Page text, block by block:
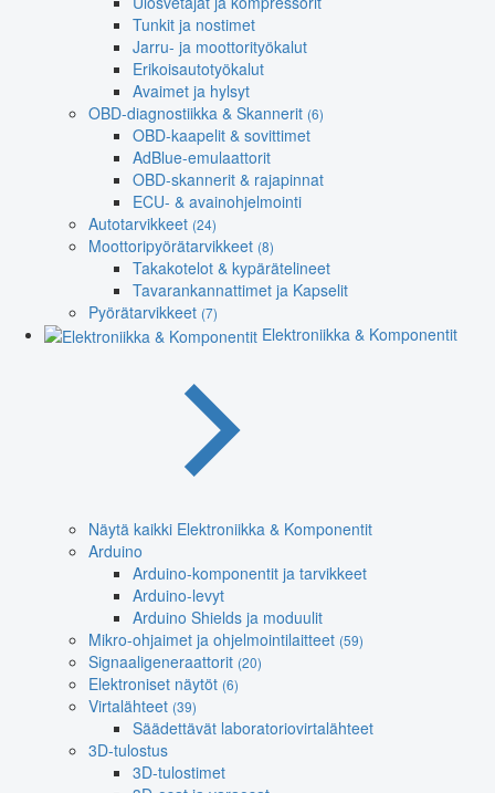
Tunkit ja nostimet
Jarru- ja moottorityökalut
Erikoisautotyökalut
Avaimet ja hylsyt
OBD-diagnostiikka & Skannerit (6)
OBD-kaapelit & sovittimet
AdBlue-emulaattorit
OBD-skannerit & rajapinnat
ECU- & avainohjelmointi
Autotarvikkeet (24)
Moottoripyörätarvikkeet (8)
Takakotelot & kypärätelineet
Tavarankannattimet ja Kapselit
Pyörätarvikkeet (7)
Elektroniikka & Komponentit
Näytä kaikki Elektroniikka & Komponentit
Arduino
Arduino-komponentit ja tarvikkeet
Arduino-levyt
Arduino Shields ja moduulit
Mikro-ohjaimet ja ohjelmointilaitteet (59)
Signaaligeneraattorit (20)
Elektroniset näytöt (6)
Virtalähteet (39)
Säädettävät laboratoriovirtalähteet
3D-tulostus
3D-tulostimet